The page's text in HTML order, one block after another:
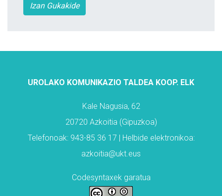
Izan Gukakide
UROLAKO KOMUNIKAZIO TALDEA KOOP. ELK
Kale Nagusia, 62
20720 Azkoitia (Gipuzkoa)
Telefonoak: 943-85 36 17 | Helbide elektronikoa:
azkoitia@ukt.eus
Codesyntaxek garatua